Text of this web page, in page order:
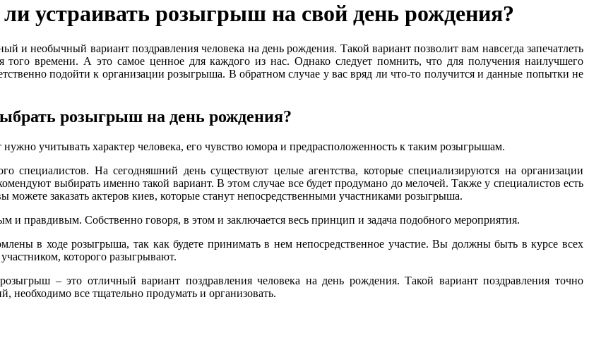
устраивать розыгрыш на свой день рождения?
и необычный вариант поздравления человека на день рождения. Такой вариант позволит вам навсегда запечатлеть
того времени. А это самое ценное для каждого из нас. Однако следует помнить, что для получения наилучшего
подойти к организации розыгрыша. В обратном случае у вас вряд ли что-то получится и данные попытки не
розыгрыш на день рождения?
учитывать характер человека, его чувство юмора и предрасположенность к таким розыгрышам.
специалистов. На сегодняшний день существуют целые агентства, которые специализируются на организации
выбирать именно такой вариант. В этом случае все будет продумано до мелочей. Также у специалистов есть
заказать актеров киев, которые станут непосредственными участниками розыгрыша.
правдивым. Собственно говоря, в этом и заключается весь принцип и задача подобного мероприятия.
в ходе розыгрыша, так как будете принимать в нем непосредственное участие. Вы должны быть в курсе всех
которого разыгрывают.
– это отличный вариант поздравления человека на день рождения. Такой вариант поздравления точно
необходимо все тщательно продумать и организовать.